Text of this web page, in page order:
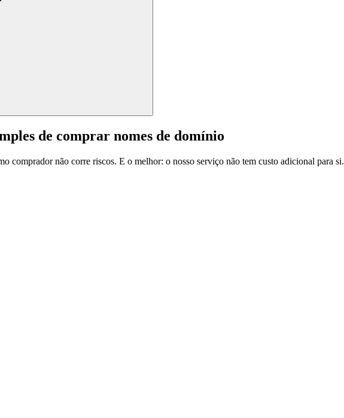
de comprar nomes de domínio
comprador não corre riscos. E o melhor: o nosso serviço não tem custo adicional para si.